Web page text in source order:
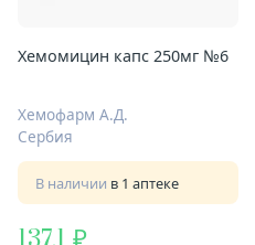
Хемомицин капс 250мг №6
Хемофарм А.Д.
Сербия
В наличии в 1 аптеке